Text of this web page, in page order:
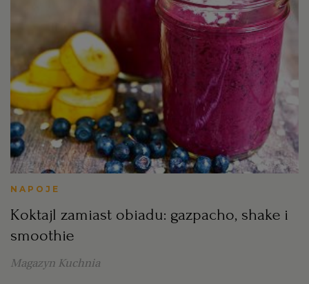
NAPOJE
Koktajl zamiast obiadu: gazpacho, shake i
smoothie
Magazyn Kuchnia